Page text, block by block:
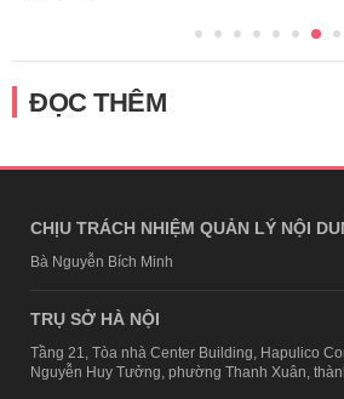
ĐỌC THÊM
CHỊU TRÁCH NHIỆM QUẢN LÝ NỘI
Bà Nguyễn Bích Minh
TRỤ SỞ HÀ NỘI
Tầng 21, Tòa nhà Center Building, Hapulico
Nguyễn Huy Tưởng, phường Thanh Xuân,